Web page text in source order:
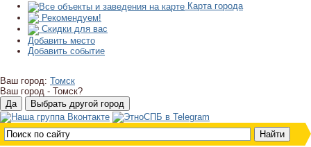
Карта города
Рекомендуем!
Скидки для вас
Добавить место
Добавить событие
Ваш город: Томск
Ваш город - Томск?